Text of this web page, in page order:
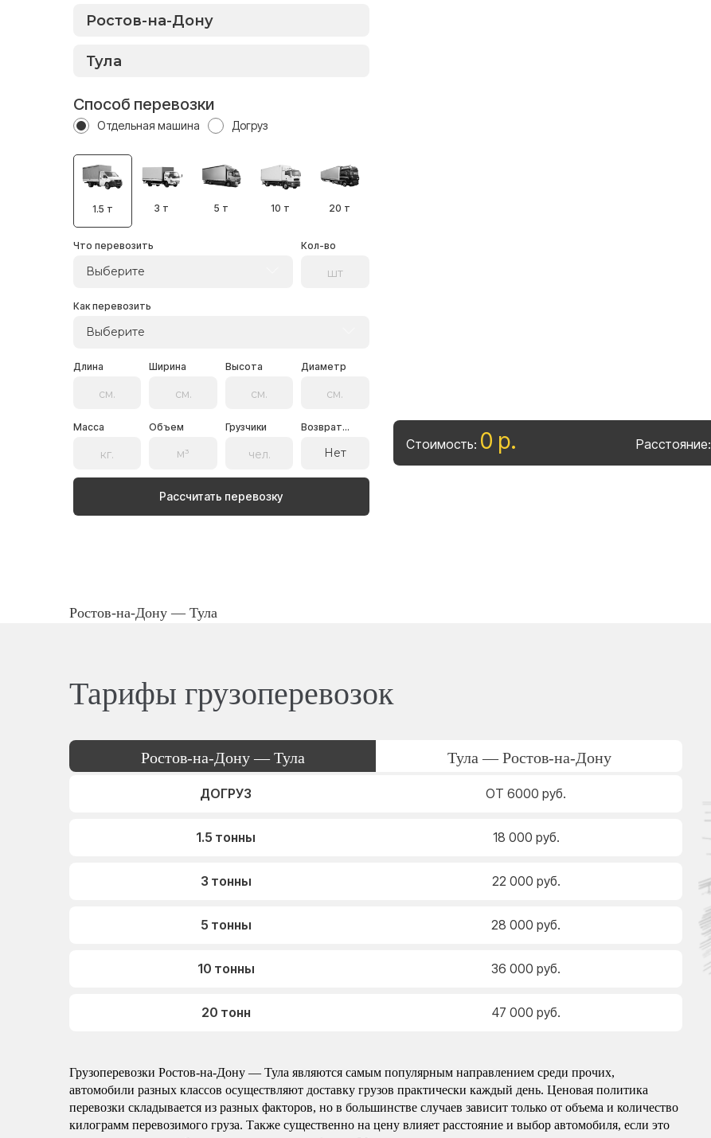
Способ перевозки
Отдельная машина Догруз
1.5 т 3 т 5 т 10 т 20 т
Что перевозить
Выберите
Кол-во
Как перевозить
Выберите
Длина Ширина Высота Диаметр
Масса Объем Грузчики Возврат...
Нет
Рассчитать перевозку
Стоимость: 0 р. Расстояние:
Ростов-на-Дону — Тула
Тарифы грузоперевозок
Ростов-на-Дону — Тула Тула — Ростов-на-Дону
ДОГРУЗ ОТ 6000 руб.
1.5 тонны 18 000 руб.
3 тонны 22 000 руб.
5 тонны 28 000 руб.
10 тонны 36 000 руб.
20 тонн 47 000 руб.
Грузоперевозки Ростов-на-Дону — Тула являются самым популярным направлением среди прочих,
автомобили разных классов осуществляют доставку грузов практически каждый день. Ценовая политика
перевозки складывается из разных факторов, но в большинстве случаев зависит только от объема и количество
килограмм перевозимого груза. Также существенно на цену влияет расстояние и выбор автомобиля, если это